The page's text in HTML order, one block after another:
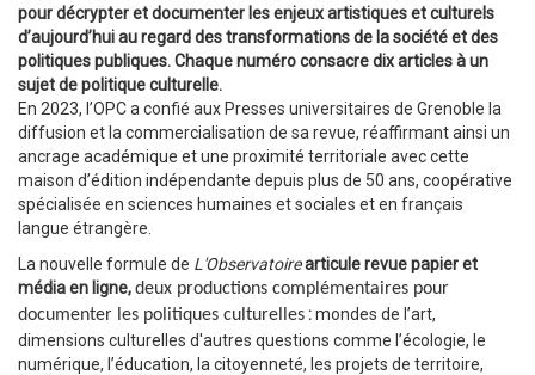
pour décrypteret documenter les enjeux artistiques et culturels
d’aujourd’hui au regard des transformations de la société et des
politiques publiques. Chaque numéro consacre dix articles à un
sujet de politique culturelle.
En 2023, l’OPC a confié aux Presses universitaires de Grenoble la
diffusion et la commercialisation de sa revue, réaffirmant ainsi un
ancrage académique et une proximité territoriale avec cette
maison d’édition indépendante depuis plus de 50 ans, coopérative
spécialisée en sciences humaines et sociales et en français
langue étrangère.
La nouvelle formule de L'Observatoirearticule revue papier et
média en ligne,deux productions complémentaires pour
documenter les politiques culturelles :mondes de l’art,
dimensions culturelles d'autres questions comme l’écologie, le
numérique, l’éducation, la citoyenneté, les projets de territoire,